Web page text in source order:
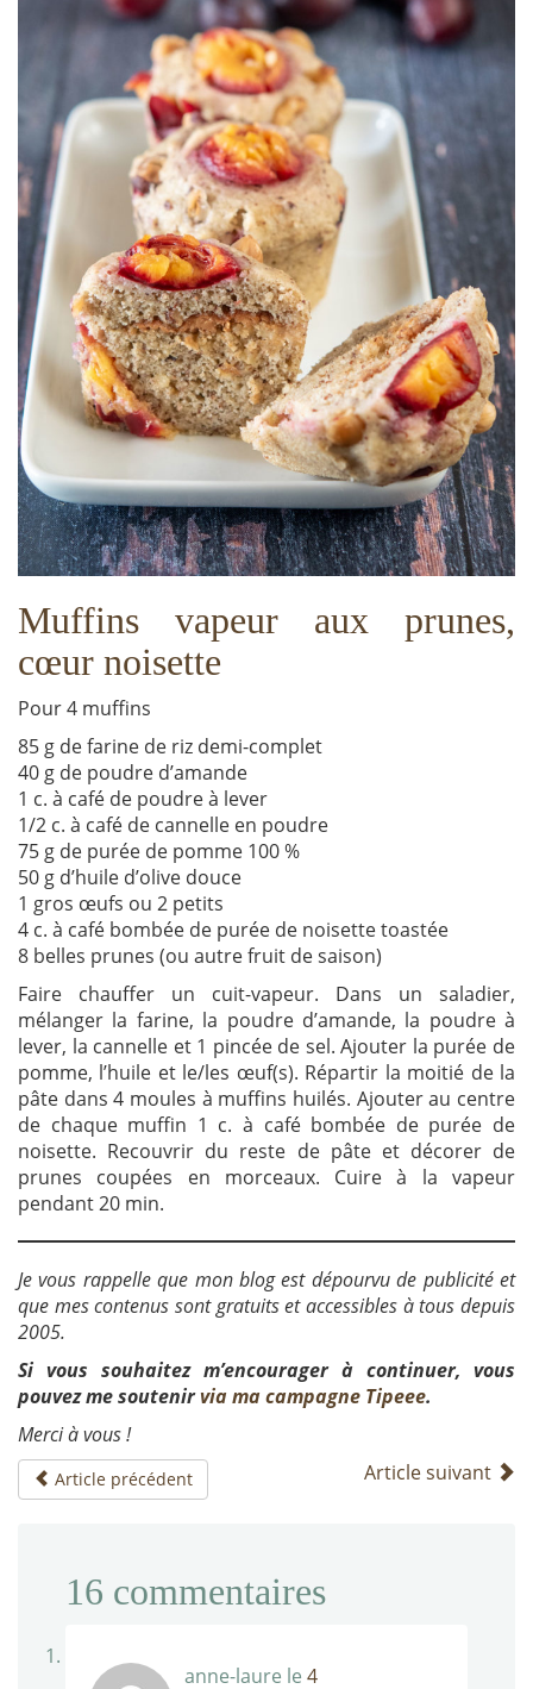
Muffins vapeur aux prunes,
cœur noisette
Pour 4 muffins
85 g de farine de riz demi-complet
40 g de poudre d’amande
1 c. à café de poudre à lever
1/2 c. à café de cannelle en poudre
75 g de purée de pomme 100 %
50 g d’huile d’olive douce
1 gros œufs ou 2 petits
4 c. à café bombée de purée de noisette toastée
8 belles prunes (ou autre fruit de saison)
Faire chauffer un cuit-vapeur. Dans un saladier,
mélanger la farine, la poudre d’amande, la poudre à
lever, la cannelle et 1 pincée de sel. Ajouter la purée de
pomme, l’huile et le/les œuf(s). Répartir la moitié de la
pâte dans 4 moules à muffins huilés. Ajouter au centre
de chaque muffin 1 c. à café bombée de purée de
noisette. Recouvrir du reste de pâte et décorer de
prunes coupées en morceaux. Cuire à la vapeur
pendant 20 min.
Je vous rappelle que mon blog est dépourvu de publicité et
que mes contenus sont gratuits et accessibles à tous depuis
2005.
Si vous souhaitez m’encourager à continuer, vous
pouvez me soutenirvia ma campagne Tipeee.
Merci à vous !
Article précédent Article suivant
16 commentaires
anne-laure le 4